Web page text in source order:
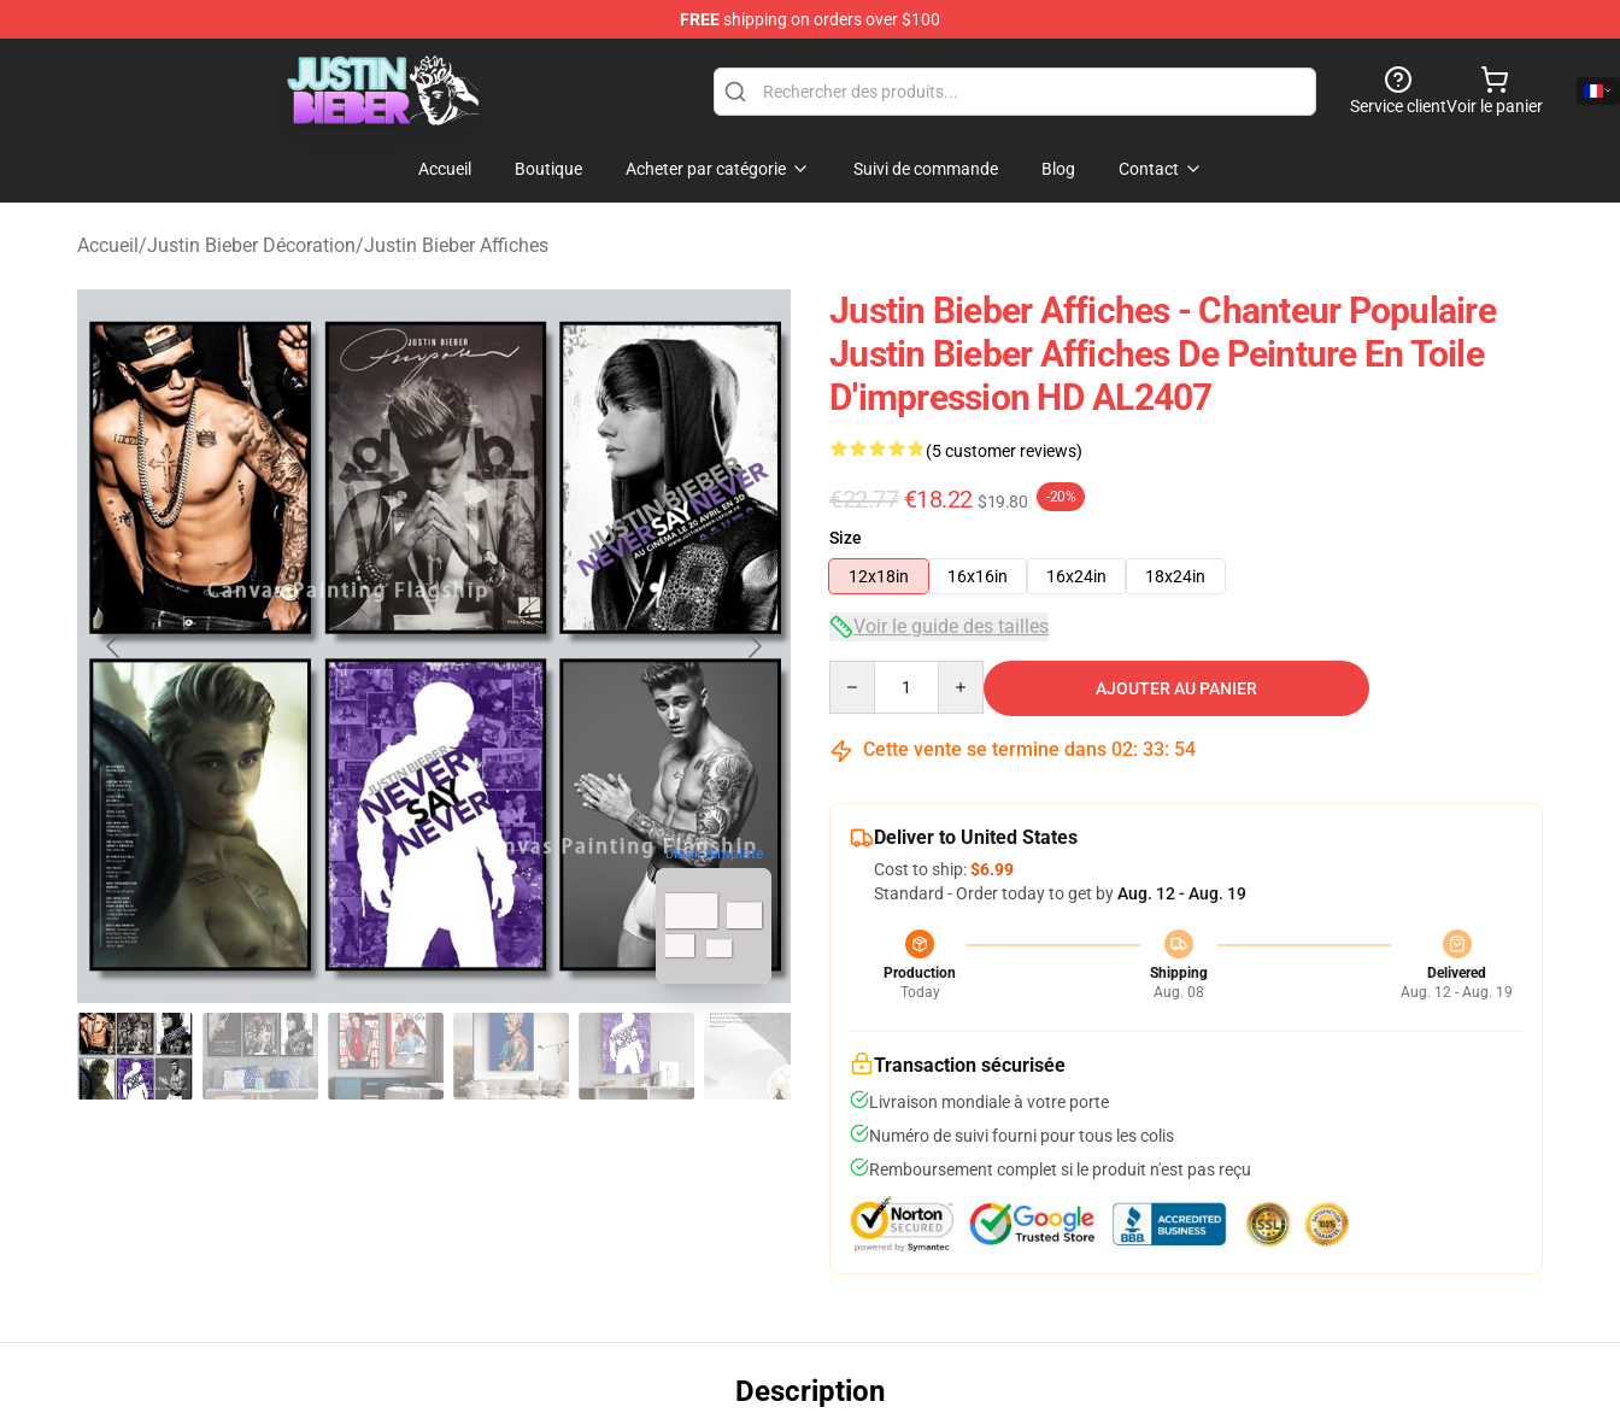
FREEshipping on orders over $100
Justin Bieber Store - Official Justin Bieber Merchandise Shop
Service clientVoir le panier
Accueil Boutique Acheter par catégorie Suivi de commande Blog Contact
Accueil/Justin Bieber Décoration/Justin Bieber Affiches
blank template
Justin Bieber Affiches - Chanteur Populaire
Justin Bieber Affiches De Peinture En Toile
D'impression HD AL2407
(5 customer reviews)
€22.77 €18.22 $19.80 -20%
Size
12x18in
16x16in 16x24in 18x24in
Voir le guide des tailles
AJOUTER AU PANIER
Cette vente se termine dans 02: 33: 53
Deliver to United States
Cost to ship:$6.99
Standard - Order today to get byAug. 12 - Aug. 19
Production
Today
Shipping
Aug. 08
Delivered
Aug. 12 - Aug. 19
Transaction sécurisée
Livraison mondiale à votre porte
Numéro de suivi fourni pour tous les colis
Remboursement complet si le produit n'est pas reçu
Description